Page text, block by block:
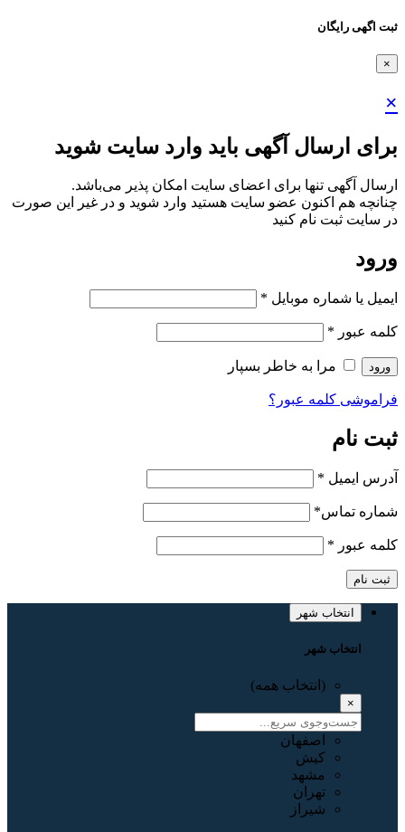
ثبت اگهی رایگان
×
×
برای ارسال آگهی باید وارد سایت شوید
ارسال آگهی تنها برای اعضای سایت امکان پذیر می‌باشد.
چنانچه هم‌ اکنون عضو سایت هستید وارد شوید و در غیر این صورت
در سایت ثبت نام کنید
ورود
ایمیل یا شماره موبایل *
کلمه عبور *
ورود مرا به خاطر بسپار
فراموشی کلمه عبور؟
ثبت نام
آدرس ایمیل *
شماره تماس*
کلمه عبور *
ثبت نام
انتخاب شهر
انتخاب شهر
(انتخاب همه)
×
اصفهان
کیش
مشهد
تهران
شیراز